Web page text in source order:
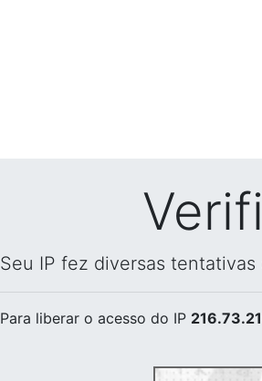
Seu IP fez diversas
Para liberar o acesso do IP